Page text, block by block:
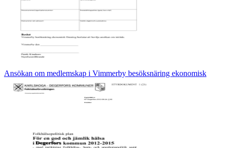
Ansökan om medlemskap i Vimmerby besöksnäring ekonomisk